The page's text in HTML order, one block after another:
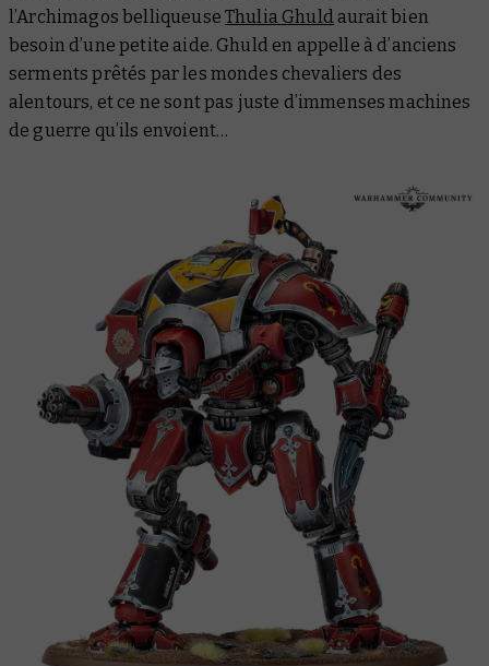
l’Archimagos belliqueuseThulia Ghuldaurait bien
besoin d’une petite aide. Ghuld en appelle à d’anciens
serments prêtés par les mondes chevaliers des
alentours, et ce ne sont pas juste d’immenses machines
de guerre qu’ils envoient…